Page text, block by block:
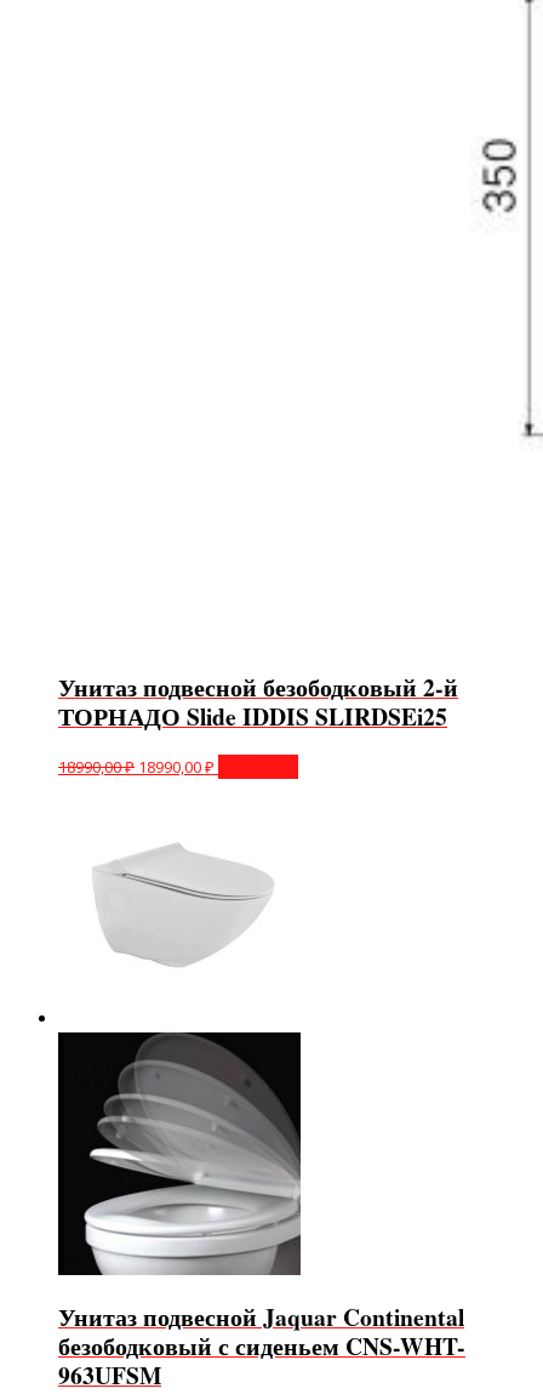
Унитаз подвесной безободковый 2-й
ТОРНАДО Slide IDDIS SLIRDSEi25
18990,00₽ 18990,00₽
Унитаз подвесной Jaquar Continental
безободковый с сиденьем CNS-WHT-
963UFSM